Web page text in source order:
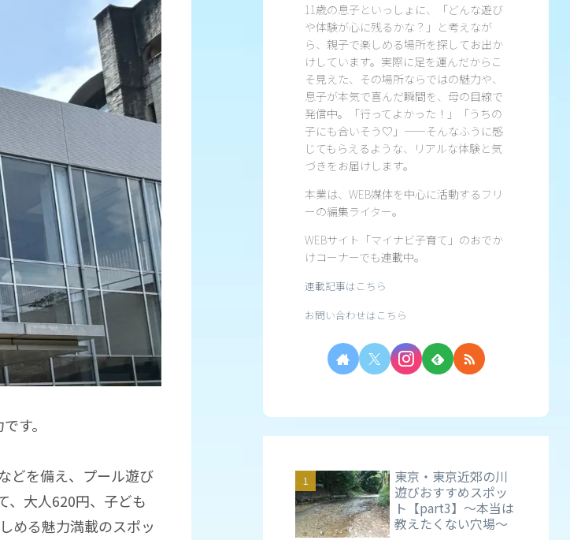
す。
どを備え、プール遊び
、大人620円、子ども
める魅力満載のスポッ
11歳の息子といっしょに、「どんな遊び
や体験が心に残るかな？」と考えなが
ら、親子で楽しめる場所を探してお出か
けしています。実際に足を運んだからこ
そ見えた、その場所ならではの魅力や、
息子が本気で喜んだ瞬間を、母の目線で
発信中。「行ってよかった！」「うちの
子にも合いそう♡」——そんなふうに感
じてもらえるような、リアルな体験と気
づきをお届けします。
本業は、WEB媒体を中心に活動するフリ
ーの編集ライター。
WEBサイト「マイナビ子育て」のおでか
けコーナーでも連載中。
連載記事はこちら
お問い合わせはこちら
東京・東京近郊の川
遊びおすすめスポッ
ト【part3】～本当は
教えたくない穴場～